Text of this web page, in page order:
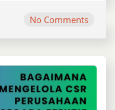
No Comments